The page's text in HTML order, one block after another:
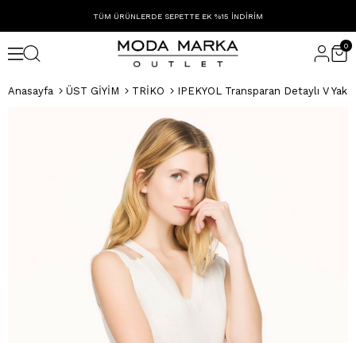
TÜM ÜRÜNLERDE SEPETTE EK %15 İNDİRİM
0
Anasayfa ÜST GİYİM TRİKO IPEKYOL Transparan Detaylı V